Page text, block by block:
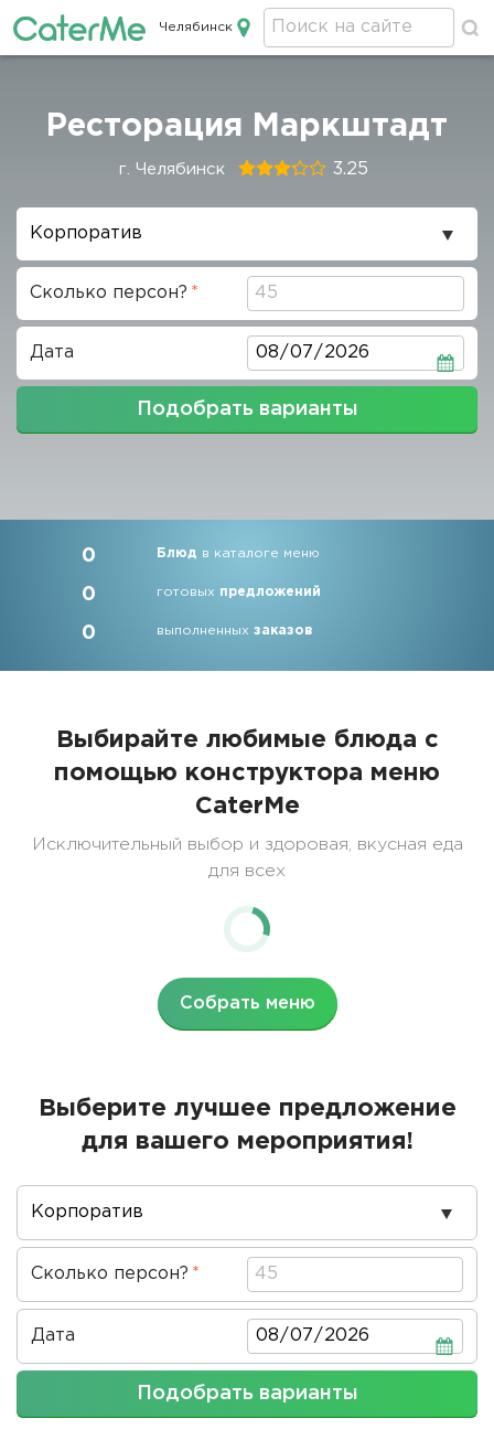
Кейтеринг в Челябинске
Челябинск
СтрокаРесторация Маркштадт
г. Челябинск 3.25
Повод
проведения
Сколько персон?
Дата Дата
Подобрать варианты
0 Блюд в каталоге меню
0 готовых предложений
0 выполненныхзаказов
Выбирайте любимые блюда с
помощью конструктора меню
CaterMe
Исключительный выбор и здоровая, вкусная еда
для всех
Собрать меню
Выберите лучшее предложение
для вашего мероприятия!
Повод
проведения
Сколько персон?
Дата Дата
Подобрать варианты